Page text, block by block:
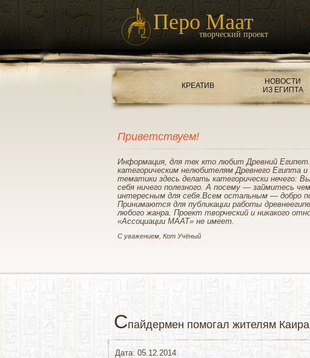
Перо Маат
творческий проект
КРЕАТИВ
НОВОСТИ
ИЗ ЕГИПТА
Приветствуем!
Информация, для тех кто любит Древний
категорическим нелюбителям Древнего Египта и
тематики здесь делать категорически нечего:
себя ничего полезного. А посему — займитесь
интересным для себя.Всем остальным — добро
Принимаются для публикации работы
любого жанра. Проект творческий и никакого
«Ассоциации МААТ» не имеет.
С уважением, Кот Учёный
Спайдермен помогал жителям Каира
Дата: 05.12.2014